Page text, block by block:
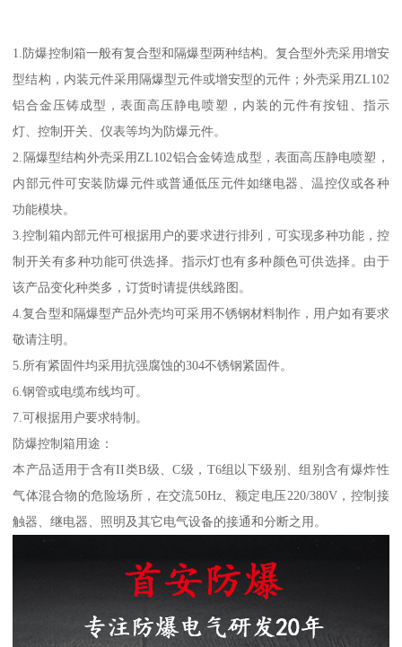
1.防爆控制箱一般有复合型和隔爆型两种结构。复合型外壳采用增安
型结构，内装元件采用隔爆型元件或增安型的元件；外壳采用ZL102
铝合金压铸成型，表面高压静电喷塑，内装的元件有按钮、指示
灯、控制开关、仪表等均为防爆元件。
2.隔爆型结构外壳采用ZL102铝合金铸造成型，表面高压静电喷塑，
内部元件可安装防爆元件或普通低压元件如继电器、温控仪或各种
功能模块。
3.控制箱内部元件可根据用户的要求进行排列，可实现多种功能，控
制开关有多种功能可供选择。指示灯也有多种颜色可供选择。由于
该产品变化种类多，订货时请提供线路图。
4.复合型和隔爆型产品外壳均可采用不锈钢材料制作，用户如有要求
敬请注明。
5.所有紧固件均采用抗强腐蚀的304不锈钢紧固件。
6.钢管或电缆布线均可。
7.可根据用户要求特制。
防爆控制箱用途：
本产品适用于含有II类B级、C级，T6组以下级别、组别含有爆炸性
气体混合物的危险场所，在交流50Hz、额定电压220/380V，控制接
触器、继电器、照明及其它电气设备的接通和分断之用。